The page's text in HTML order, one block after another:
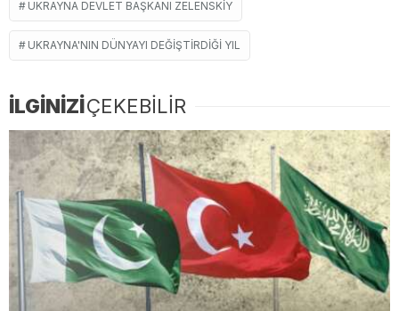
UKRAYNA DEVLET BAŞKANI ZELENSKIY
UKRAYNA'NIN DÜNYAYI DEĞIŞTIRDIĞI YIL
İLGİNİZİÇEKEBİLİR